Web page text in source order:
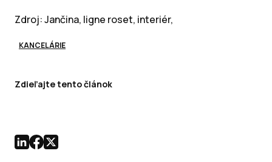
Zdroj: Jančina, ligne roset, interiér,
KANCELÁRIE
Zdieľajte tento článok